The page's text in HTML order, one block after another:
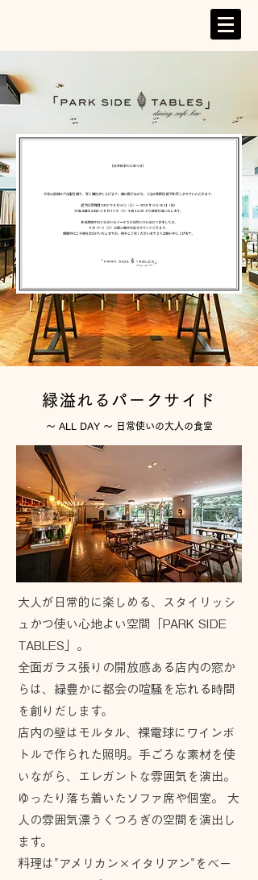
緑溢れるパークサイド
〜 ALL DAY 〜 日常使いの大人の食堂
大人が日常的に楽しめる、スタイリッシ
ュかつ使い心地よい空間「PARK SIDE
TABLES」。
全面ガラス張りの開放感ある店内の窓か
らは、緑豊かに都会の喧騒を忘れる時間
を創りだします。
店内の壁はモルタル、裸電球にワインボ
トルで作られた照明。手ごろな素材を使
いながら、エレガントな雰囲気を演出。
ゆったり落ち着いたソファ席や個室。 大
人の雰囲気漂うくつろぎの空間を演出し
ます。
料理は"アメリカン×イタリアン"をベー